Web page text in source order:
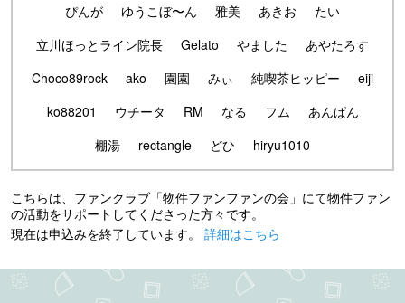
ぴんが
ゆうこぼ〜ん 雅美 あきお
たい
立川ほっとライン院長
Gelato やました
あやたろす
Choco89rock
ako 園園 みぃ 純喫茶ヒッピー
eiji
ko88201
ウチータ RM なる フム
あんぱん
棚湯
rectangle どひ hiryu1010
こちらは、ファンクラブ「物件ファンファンの会」にて物件ファン
の活動をサポートしてくださった方々です。
現在は申込みを終了しています。 詳細はこちら